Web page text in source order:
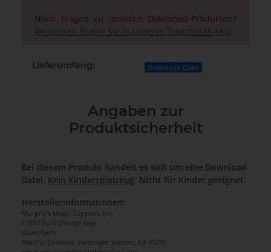
Noch Fragen zu unseren Download-Produkten?
Antworten finden Sie in unserer Downloads-FAQ
Lieferumfang: Download-Datei
Angaben zur
Produktsicherheit
Bei diesem Produkt handelt es sich um eine Download-
Datei. Kein Kinderspielzeug. Nicht für Kinder geeignet.
Herstellerinformationen:
Murphy's Magic Supplies, Inc.
11500 Gold Dredge Way
Kalifornien
Rancho Cordova, Vereinigte Staaten, CA 95742